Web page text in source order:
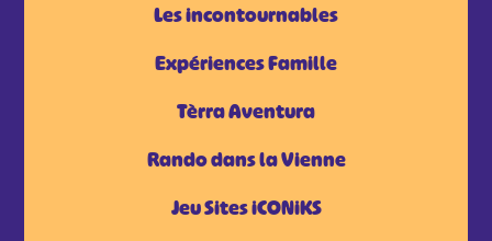
Les incontournables
Expériences Famille
Tèrra Aventura
Rando dans la Vienne
Jeu Sites iCONiKS